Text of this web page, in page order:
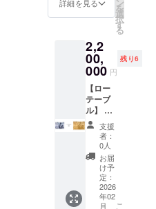
を提供
しま
（商品
の説
明） ・
数量：1
点 ・サ
イズ：
約
1m×2m
サイ
ズ・
MDF5.5
ｍｍ
詳細を見る を
選
択
す
る
2,2
00,
000 円
残り6
【ロー
テーブ
ル】 雅
龍garo
がデザ
イン制
作した
ロー
テーブ
ルを提
供しま
支援
者：
0人
お届
け予
定：
2026
年02
月
こ